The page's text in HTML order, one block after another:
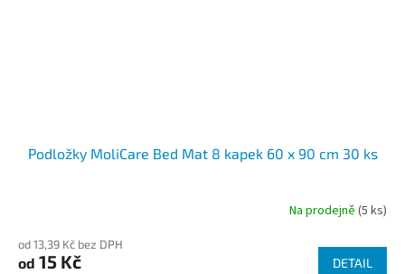
Podložky MoliCare Bed Mat 8 kapek 60 x 90 cm 30 ks
Na prodejně (5 ks)
od 13,39 Kč bez DPH
od 15 Kč DETAIL